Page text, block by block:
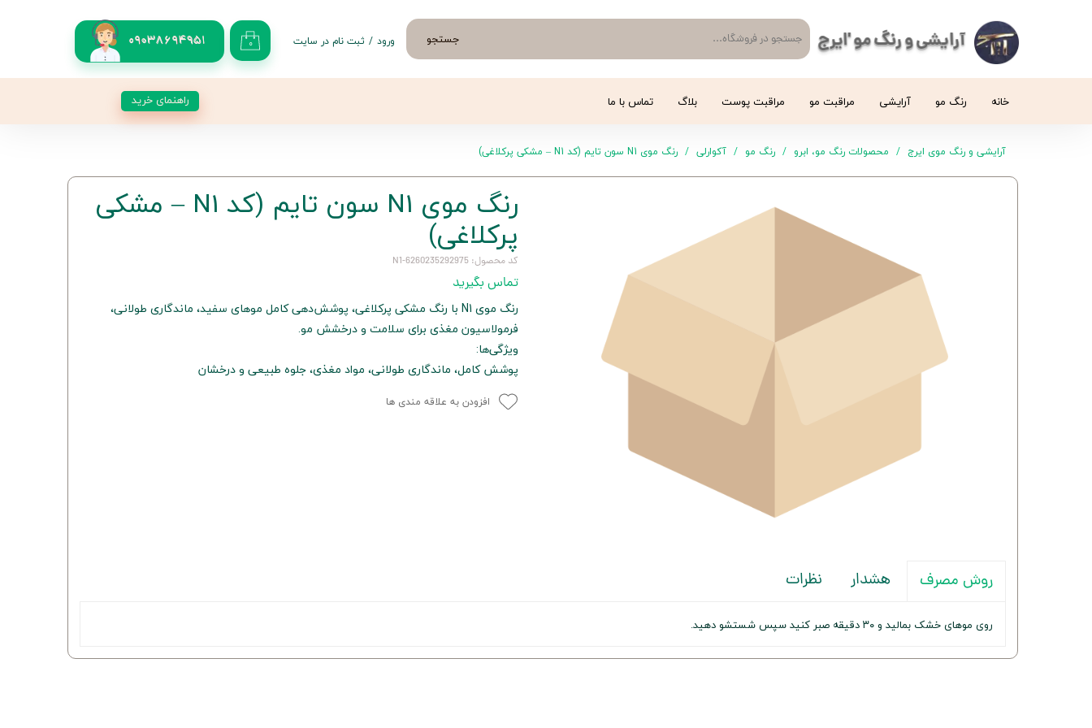
آرایشی و رنگ مو 'ایرج 09038694951 جستجو ۰ ورود / ثبت نام در سایت
خانه رنگ مو آرایشی مراقبت مو مراقبت پوست بلاگ تماس با ما راهنمای خرید
آرایشی و رنگ موی ایرج محصولات رنگ مو، ابرو رنگ مو آکوارلی رنگ موی N1 سون تایم (کد N1 – مشکی پرکلاغی)
رنگ موی N1 سون تایم (کد N1 – مشکی
پرکلاغی)
کد محصول: 6260235292975-N1
تماس بگیرید
رنگ موی N1 با رنگ مشکی پرکلاغی، پوشش‌دهی کامل موهای سفید، ماندگاری طولانی،
فرمولاسیون مغذی برای سلامت و درخشش مو.
ویژگی‌ها:
پوشش کامل، ماندگاری طولانی، مواد مغذی، جلوه طبیعی و درخشان
افزودن به علاقه مندی ها
روش مصرف هشدار نظرات
روی موهای خشک بمالید و ۳۰ دقیقه صبر کنید سپس شستشو دهید.